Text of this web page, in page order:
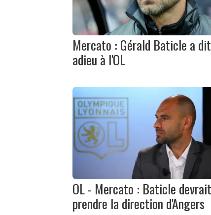
Mercato : Gérald Baticle a dit
adieu à l'OL
OL - Mercato : Baticle devrait
prendre la direction d'Angers